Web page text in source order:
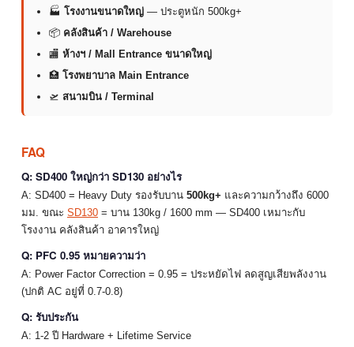
🏭 โรงงานขนาดใหญ่ — ประตูหนัก 500kg+
📦 คลังสินค้า / Warehouse
🏬 ห้างฯ / Mall Entrance ขนาดใหญ่
🏥 โรงพยาบาล Main Entrance
🛫 สนามบิน / Terminal
FAQ
Q: SD400 ใหญ่กว่า SD130 อย่างไร
A: SD400 = Heavy Duty รองรับบาน 500kg+ และความกว้างถึง 6000
มม. ขณะ SD130 = บาน 130kg / 1600 mm — SD400 เหมาะกับ
โรงงาน คลังสินค้า อาคารใหญ่
Q: PFC 0.95 หมายความว่า
A: Power Factor Correction = 0.95 = ประหยัดไฟ ลดสูญเสียพลังงาน
(ปกติ AC อยู่ที่ 0.7-0.8)
Q: รับประกัน
A: 1-2 ปี Hardware + Lifetime Service